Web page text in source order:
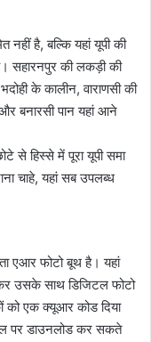
है, बल्कि यहां यूपी की
सहारनपुर की लकड़ी की
के कालीन, वाराणसी की
बनारसी पान यहां आने
से हिस्से में पूरा यूपी समा
चाहे, यहां सब उपलब्ध
एआर फोटो बूथ है। यहां
उसके साथ डिजिटल फोटो
एक क्यूआर कोड दिया
पर डाउनलोड कर सकते